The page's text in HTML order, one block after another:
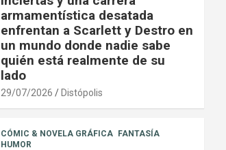
armamentística desatada
enfrentan a Scarlett y Destro en
un mundo donde nadie sabe
quién está realmente de su
lado
29/07/2026 Distópolis
CÓMIC & NOVELA GRÁFICA FANTASÍA
HUMOR